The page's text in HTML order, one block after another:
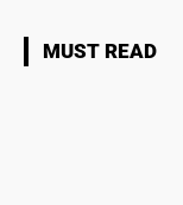
MUST READ